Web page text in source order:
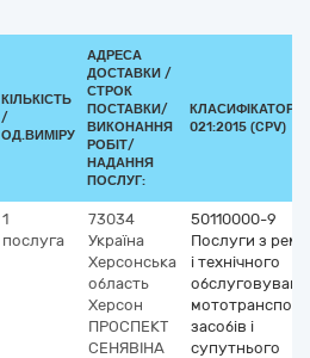
КІЛЬКІСТЬ
/
ОД.ВИМІРУ
АДРЕСА
ДОСТАВКИ /
СТРОК
ПОСТАВКИ/
ВИКОНАННЯ
РОБІТ/
НАДАННЯ
ПОСЛУГ:
КЛАСИФІКАТОР
021:2015 (CPV)
1
послуга
73034
Україна
Херсонська
область
Херсон
ПРОСПЕКТ
СЕНЯВІНА
50110000-9
Послуги з
і технічного
засобів і
супутнього